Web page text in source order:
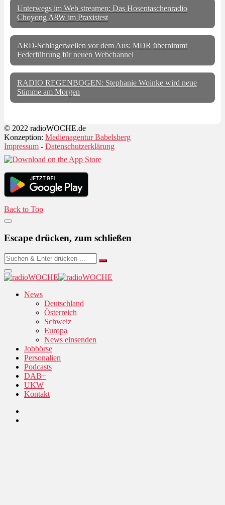
Unterwegs im Web streamen: Das Hosentaschenradio
Choyong A8W im Praxistest
ARD-Schlagerwellen vor dem Aus: MDR übernimmt
Federführung für neuen Webchannel
RADIO REGENBOGEN: Stephanie Woinke wird neue
Stimme am Morgen
© 2022 radioWOCHE.de
Konzeption: Medienagentur Babelsberg
Impressum - Datenschutzerklärung
Back to Top
Escape drücken, zum schließen
News
Deutschland
Österreich
Schweiz
Europa
News einsenden
Jobbörse
Personalien
Podcasts
DAB+
UKW
Kontakt